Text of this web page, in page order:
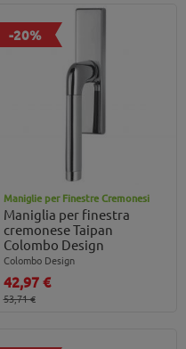
-20%
Maniglie per Finestre Cremonesi
Maniglia per finestra
cremonese Taipan
Colombo Design
Colombo Design
42,97 €
53,71 €